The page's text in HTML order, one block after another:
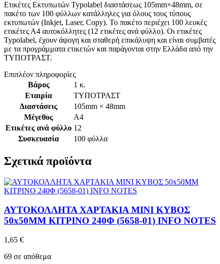
Ετικέτες Εκτυπωτών Typolabel διαστάσεως 105mm×48mm, σε
πακέτο των 100 φύλλων κατάλληλες για όλους τους τύπους
εκτυπωτών (Inkjet, Laser, Copy). Το πακέτο περιέχει 100 λευκές
ετικέτες Α4 αυτοκόλλητες (12 ετικέτες ανά φύλλο). Οι ετικέτες
Typolabel, έχουν άψογη και σταθερή επικάλυψη και είναι συμβατές
με τα προγράμματα ετικετών και παράγονται στην Ελλάδα από την
ΤΥΠΟΤΡΑΣΤ.
Επιπλέον πληροφορίες
Βάρος
1 κ.
Εταιρία
ΤΥΠΟΤΡΑΣΤ
Διαστάσεις
105mm × 48mm
Μέγεθος
A4
Ετικέτες ανά φύλλο 12
Συσκευασία
100 φύλλα
Σχετικά προϊόντα
ΑΥΤΟΚΟΛΛΗΤΑ ΧΑΡΤΑΚΙΑ MINI ΚΥΒΟΣ
50x50MM ΚΙΤΡΙΝΟ 240Φ (5658-01) INFO NOTES
1,65 €
69 σε απόθεμα